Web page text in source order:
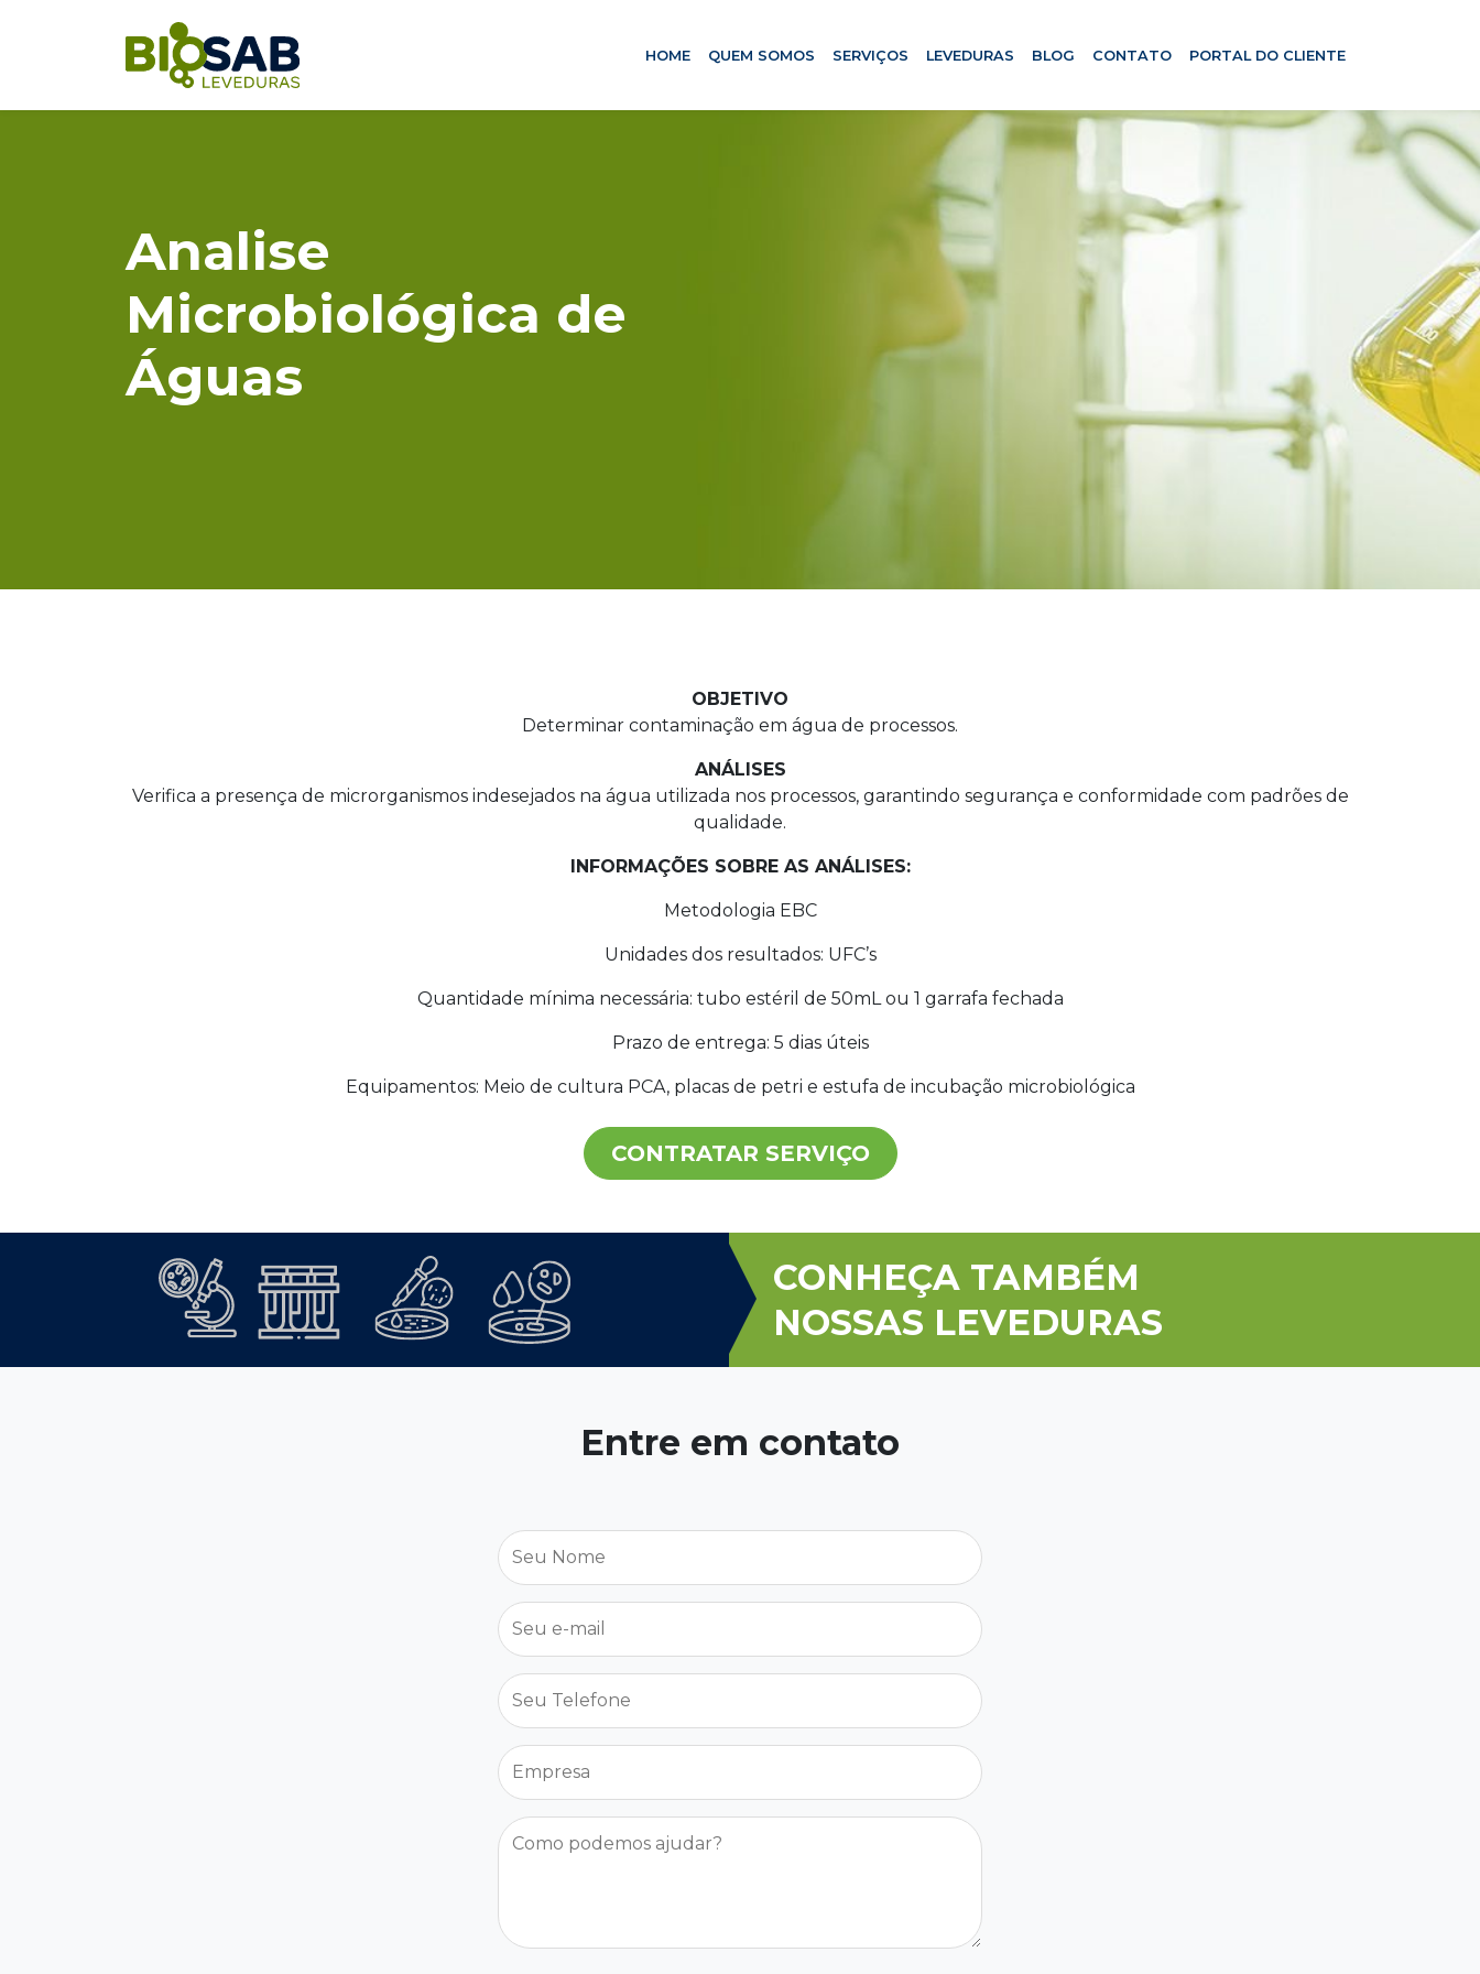
contato@biosableveduras.com
HOME QUEM SOMOS SERVIÇOS LEVEDURAS BLOG CONTATO PORTAL DO CLIENTE
Analise
Microbiológica de
Águas
OBJETIVO
Determinar contaminação em água de processos.
ANÁLISES
Verifica a presença de microrganismos indesejados na água utilizada nos processos, garantindo segurança e conformidade com padrões de
qualidade.
INFORMAÇÕES SOBRE AS ANÁLISES:
Metodologia EBC
Unidades dos resultados: UFC’s
Quantidade mínima necessária: tubo estéril de 50mL ou 1 garrafa fechada
Prazo de entrega: 5 dias úteis
Equipamentos: Meio de cultura PCA, placas de petri e estufa de incubação microbiológica
CONTRATAR SERVIÇO
CONHEÇA TAMBÉM
NOSSAS LEVEDURAS
Entre em contato